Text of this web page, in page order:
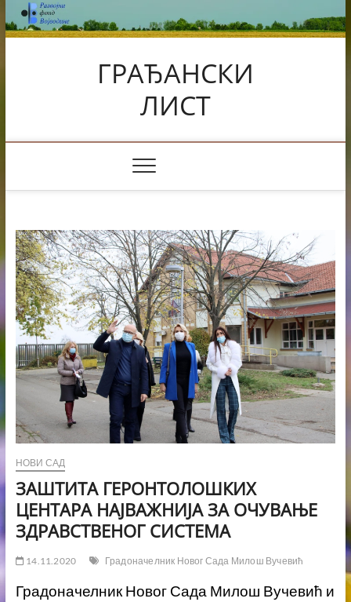
Skip
to
content
ГРАЂАНСКИ
ЛИСТ
НОВИ САД
ЗАШТИТА ГЕРОНТОЛОШКИХ
ЦЕНТАРА НАЈВАЖНИЈА ЗА ОЧУВАЊЕ
ЗДРАВСТВЕНОГ СИСТЕМА
14.11.2020 Градоначелник Новог Сада Милош Вучевић
Градоначелник Новог Сада Милош Вучевић и